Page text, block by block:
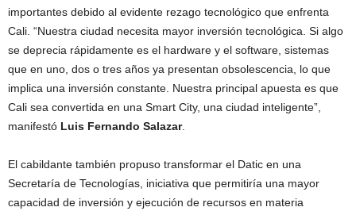
importantes debido al evidente rezago tecnológico que enfrenta
Cali. “Nuestra ciudad necesita mayor inversión tecnológica. Si algo
se deprecia rápidamente es el hardware y el software, sistemas
que en uno, dos o tres años ya presentan obsolescencia, lo que
implica una inversión constante. Nuestra principal apuesta es que
Cali sea convertida en una Smart City, una ciudad inteligente”,
manifestó Luis Fernando Salazar.
El cabildante también propuso transformar el Datic en una
Secretaría de Tecnologías, iniciativa que permitiría una mayor
capacidad de inversión y ejecución de recursos en materia